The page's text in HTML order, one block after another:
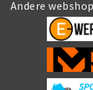
Andere